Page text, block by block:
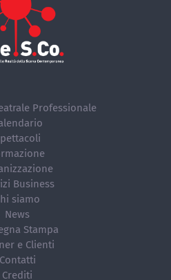
Professionale
Business
siamo
News
Stampa
e Clienti
Contatti
Crediti